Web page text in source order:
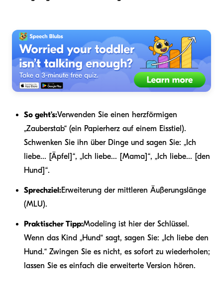
So geht’s:Verwenden Sie einen herzförmigen
„Zauberstab“ (ein Papierherz auf einem Eisstiel).
Schwenken Sie ihn über Dinge und sagen Sie: „Ich
liebe... [Äpfel]“, „Ich liebe... [Mama]“, „Ich liebe... [den
Hund]“.
Sprechziel:Erweiterung der mittleren Äußerungslänge
(MLU).
Praktischer Tipp:Modeling ist hier der Schlüssel.
Wenn das Kind „Hund“ sagt, sagen Sie: „Ich liebe den
Hund.“ Zwingen Sie es nicht, es sofort zu wiederholen;
lassen Sie es einfach die erweiterte Version hören.